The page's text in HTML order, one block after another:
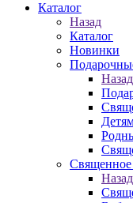
Каталог
Назад
Каталог
Новинки
Назад
Назад